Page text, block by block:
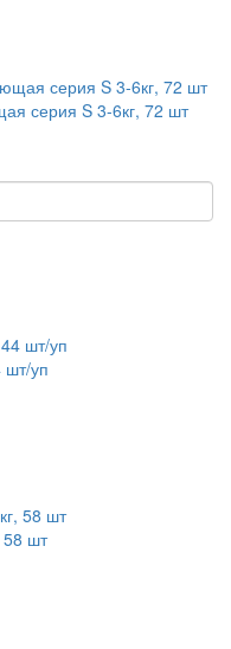
серия S 3-6кг, 72 шт
шт/уп
58 шт